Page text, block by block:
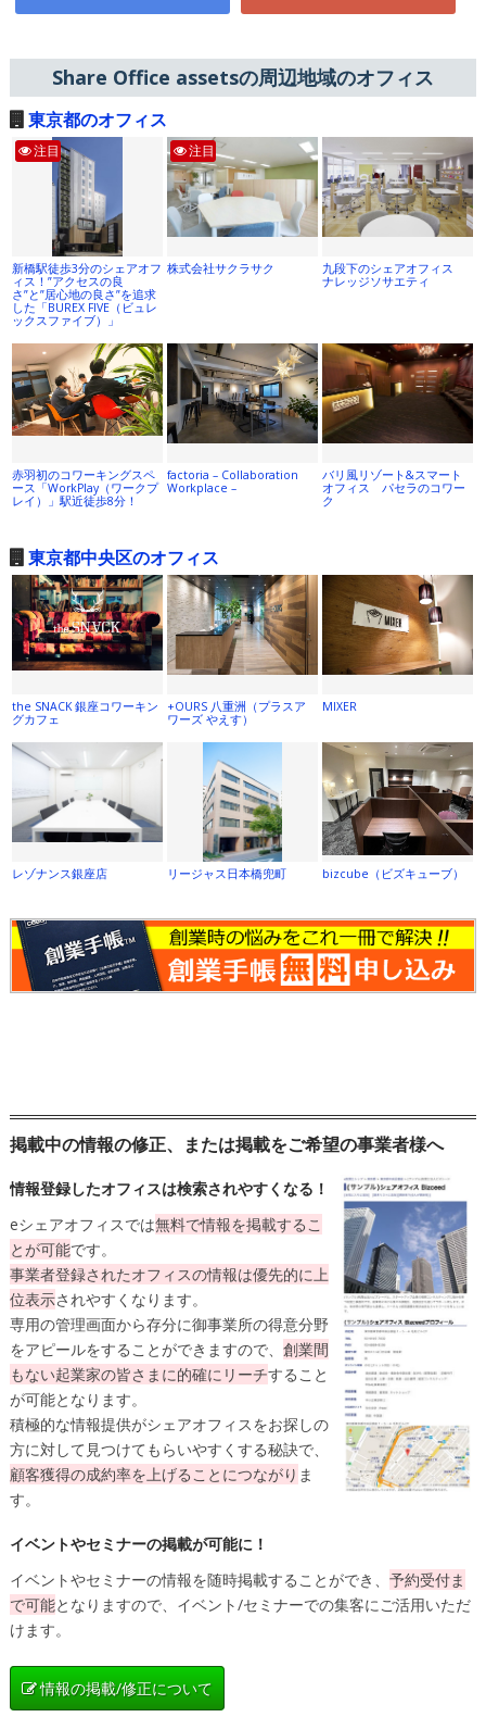
Share Office assetsの周辺地域のオフィス
東京都のオフィス
注目
新橋駅徒歩3分のシェアオフ
ィス！”アクセスの良
さ”と”居心地の良さ”を追求
した「BUREX FIVE（ビュレ
ックスファイブ）」
注目
株式会社サクラサク
九段下のシェアオフィス
ナレッジソサエティ
赤羽初のコワーキングスペ
ース「WorkPlay（ワークプ
レイ）」駅近徒歩8分！
factoria – Collaboration
Workplace –
バリ風リゾート&スマート
オフィス パセラのコワー
ク
東京都中央区のオフィス
the SNACK 銀座コワーキン
グカフェ
+OURS 八重洲（プラスア
ワーズ やえす）
MIXER
レゾナンス銀座店 リージャス日本橋兜町 bizcube（ビズキューブ）
掲載中の情報の修正、または掲載をご希望の事業者様へ
情報登録したオフィスは検索されやすくなる！
eシェアオフィスでは無料で情報を掲載するこ
とが可能です。
事業者登録されたオフィスの情報は優先的に上
位表示されやすくなります。
専用の管理画面から存分に御事業所の得意分野
をアピールをすることができますので、 創業間
もない起業家の皆さまに的確にリーチすること
が可能となります。
積極的な情報提供がシェアオフィスをお探しの
方に対して見つけてもらいやすくする秘訣で、
顧客獲得の成約率を上げることにつながり ま
す。
イベントやセミナーの掲載が可能に！
イベントやセミナーの情報を随時掲載することができ、 予約受付ま
で可能となりますので、イベント/セミナーでの集客にご活用いただ
けます。
情報の掲載/修正について